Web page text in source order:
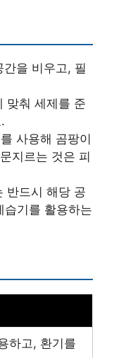
을 비우고, 필
맞춰 세제를 준
사용해 곰팡이
지르는 것은 피
반드시 해당 공
습기를 활용하는
하고, 환기를